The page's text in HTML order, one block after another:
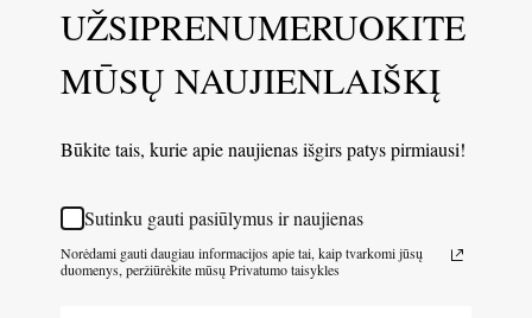
UŽSIPRENUMERUOKITE
MŪSŲ NAUJIENLAIŠKĮ
Būkite tais, kurie apie naujienas išgirs patys pirmiausi!
Sutinku gauti pasiūlymus ir naujienas
Norėdami gauti daugiau informacijos apie tai, kaip tvarkomi jūsų
duomenys, peržiūrėkite mūsų Privatumo taisykles